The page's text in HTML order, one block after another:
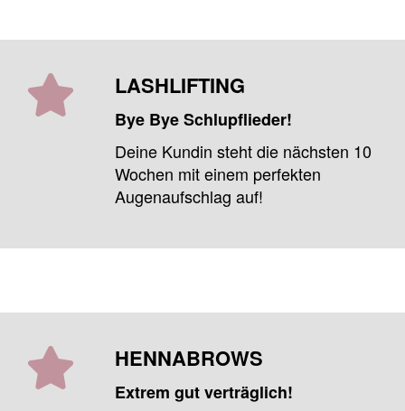
LASHLIFTING
Bye ByeSchlupflieder!
Deine Kundin steht die nächsten 10
Wochen mit einem perfekten
Augenaufschlag auf!
HENNABROWS
Extrem gut verträglich!